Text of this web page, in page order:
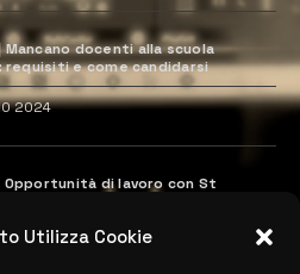
Utilizza Cookie
Mancano docenti alla scuola
requisiti e come candidarsi
2024
Opportunità di lavoro con St
2024